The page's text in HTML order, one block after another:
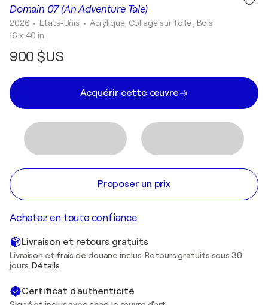
Domain 07 (An Adventure Tale)
2026 • États-Unis • Acrylique, Collage sur Toile , Bois
16 x 40 in
900 $US
Acquérir cette œuvre
Proposer un prix
Achetez en toute confiance
Livraison et retours gratuits
Livraison et frais de douane inclus. Retours gratuits sous 30
jours.Détails
Certificat d'authenticité